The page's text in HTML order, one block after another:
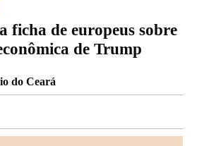
ficha de europeus sobre
de Trump
do Ceará